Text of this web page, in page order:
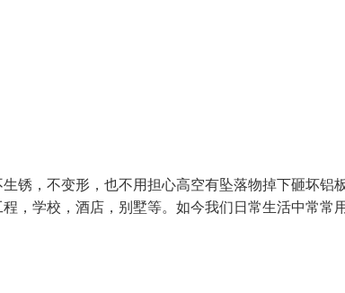
锈，不变形，也不用担心高空有坠落物掉下砸坏铝
，学校，酒店，别墅等。如今我们日常生活中常常